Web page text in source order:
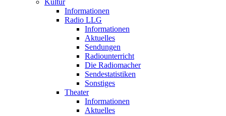
Kultur
Informationen
Radio LLG
Informationen
Aktuelles
Sendungen
Radiounterricht
Die Radiomacher
Sendestatistiken
Sonstiges
Theater
Informationen
Aktuelles